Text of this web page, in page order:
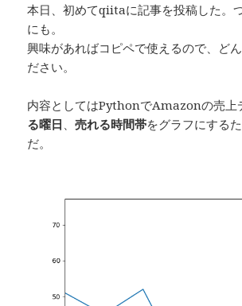
本日、初めてqiitaに記事を投稿した。
にも。
興味があればコピペで使えるので、ど
ださい。
内容としてはPythonでAmazonの売上
る曜日
、売れる時間帯をグラフにする
だ。